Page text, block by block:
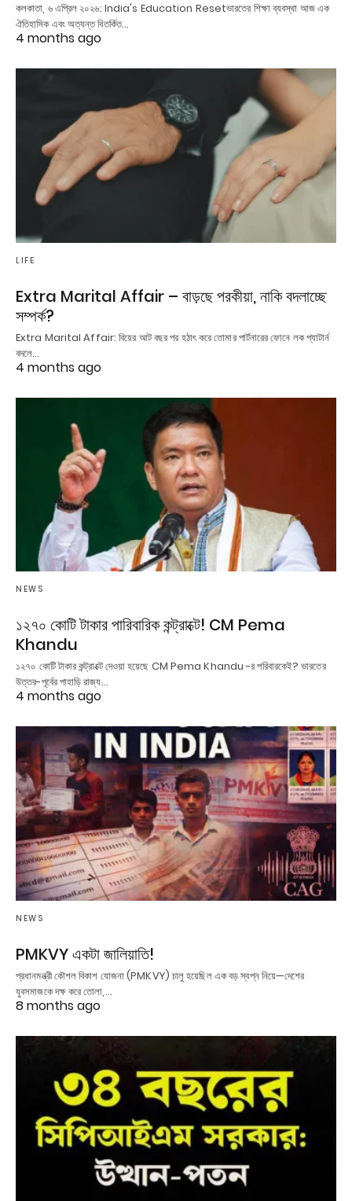
কলকাতা, ৬ এপ্রিল ২০২৬: India's Education Resetভারতের শিক্ষা ব্যবস্থা আজ এক
ঐতিহাসিক এবং অত্যন্ত বিতর্কিত…
4 months ago
LIFE
Extra Marital Affair – বাড়ছে পরকীয়া, নাকি বদলাচ্ছে
সম্পর্ক?
Extra Marital Affair: বিয়ের আট বছর পর হঠাৎ করে তোমার পার্টনারের ফোনে লক প্যাটার্ন
বদলে…
4 months ago
NEWS
১২৭০ কোটি টাকার পারিবারিক কন্ট্রাক্টে! CM Pema
Khandu
১২৭০ কোটি টাকার কন্ট্রাক্টে দেওয়া হয়েছে CM Pema Khandu -র পরিবারকেই? ভারতের
উত্তর-পূর্বের পাহাড়ি রাজ্য…
4 months ago
NEWS
PMKVY একটা জালিয়াতি!
প্রধানমন্ত্রী কৌশল বিকাশ যোজনা (PMKVY) চালু হয়েছিল এক বড় স্বপ্ন নিয়ে—দেশের
যুবসমাজকে দক্ষ করে তোলা,…
8 months ago